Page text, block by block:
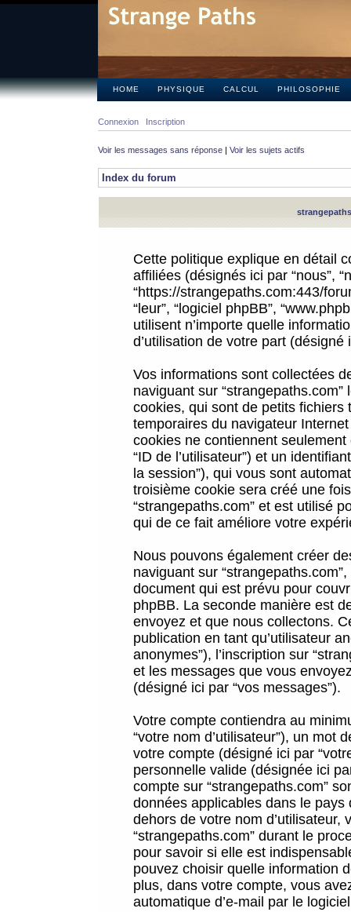
HOME PHYSIQUE CALCUL PHILOSOPHIE
Connexion Inscription
Voir les messages sans réponse | Voir les sujets actifs
Index du forum
Cette politique explique en détail
affiliées (désignés ici par “nous”,
“https://strangepaths.com:443/
“leur”, “logiciel phpBB”,
utilisent n’importe quelle
d’utilisation de votre part (désigné
Vos informations sont collectées
naviguant sur
cookies, qui sont de petits
temporaires du navigateur
cookies ne contiennent
“ID de l’utilisateur”) et un
la session”), qui vous sont
troisième cookie sera créé une
“strangepaths.com” et est utilisé
qui de ce fait améliore votre
Nous pouvons également créer
naviguant sur
document qui est prévu pour
phpBB. La seconde manière est
envoyez et que nous collectons.
publication en tant qu’utilisateur
anonymes”), l’inscription sur
et les messages que vous
(désigné ici par “vos messages”).
Votre compte contiendra au
“votre nom d’utilisateur”), un mot
votre compte (désigné ici par
personnelle valide (désignée ici
compte sur “strangepaths.com”
données applicables dans le
dehors de votre nom
“strangepaths.com” durant le
pour savoir si elle est
pouvez choisir quelle information
plus, dans votre compte, vous
automatique d’e-mail par le